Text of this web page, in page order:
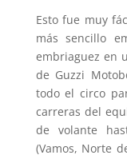
Esto fue muy
más sencillo
embriaguez en
de Guzzi
todo el circo
carreras del
de volante
(Vamos, Norte